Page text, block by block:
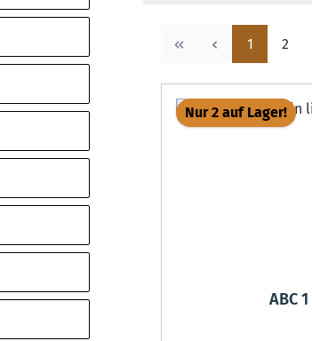
Seite
1 Seite
2
Nur 2 auf Lager!
ABC